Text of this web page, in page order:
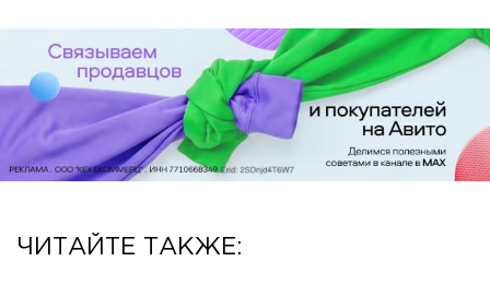
ЧИТАЙТЕ ТАКЖЕ: